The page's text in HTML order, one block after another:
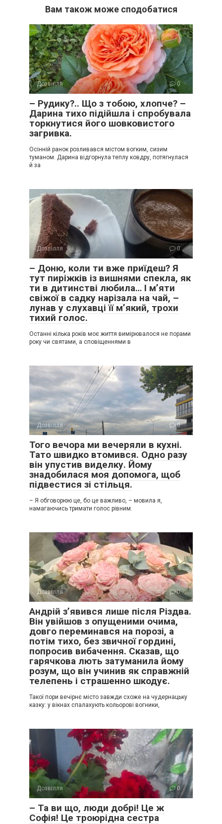
Вам також може сподобатися
Дозвілля 0
– Рудику?.. Що з тобою, хлопче? –
Дарина тихо підійшла і спробувала
торкнутися його шовковистого
загривка.
Осінній ранок розливався містом вогким, сизим
туманом. Дарина відгорнула теплу ковдру, потягнулася
й за
Дозвілля 0
– Доню, коли ти вже приїдеш? Я
тут пиріжків із вишнями спекла, як
ти в дитинстві любила… І м’яти
свіжої в садку нарізала на чай, –
лунав у слухавці її м’який, трохи
тихий голос.
Останні кілька років моє життя вимірювалося не порами
року чи святами, а сповіщеннями в
Дозвілля 0
Того вечора ми вечеряли в кухні.
Тато швидко втомився. Одно разу
він упустив виделку. Йому
знадобилася моя допомога, щоб
підвестися зі стільця.
– Я обговорюю це, бо це важливо, – мовила я,
намагаючись тримати голос рівним.
Дозвілля 0
Андрій з’явився лише після Різдва.
Він увійшов з опущеними очима,
довго переминався на порозі, а
потім тихо, без звичної гордині,
попросив вибачення. Сказав, що
гарячкова лють затуманила йому
розум, що він учинив як справжній
телепень і страшенно шкодує.
Такої пори вечірнє місто завжди схоже на чудернацьку
казку: у вікнах спалахують кольорові вогники,
Дозвілля 0
– Та ви що, люди добрі! Це ж
Софія! Це троюрідна сестра